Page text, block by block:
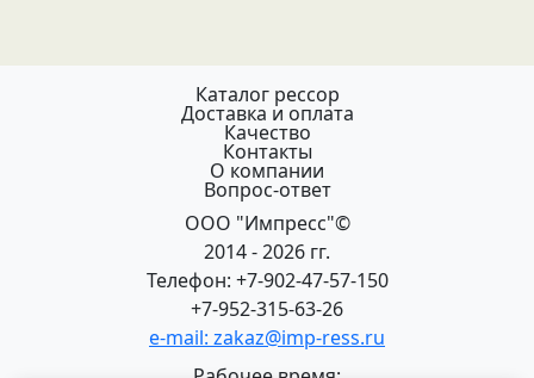
Каталог рессор
Доставка и оплата
Качество
Контакты
О компании
Вопрос-ответ
ООО "Импресс"©
2014 - 2026 гг.
Телефон: +7-902-47-57-150
+7-952-315-63-26
e-mail: zakaz@imp-ress.ru